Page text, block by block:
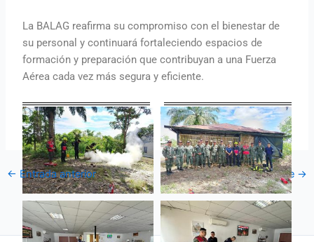
La BALAG reafirma su compromiso con el bienestar de
su personal y continuará fortaleciendo espacios de
formación y preparación que contribuyan a una Fuerza
Aérea cada vez más segura y eficiente.
← Entrada anterior Entrada siguiente →